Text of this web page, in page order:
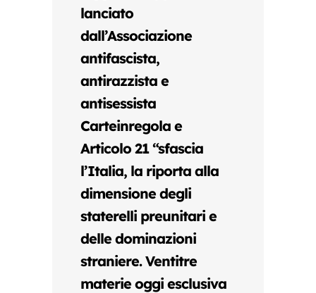
lanciato
dall’Associazione
antifascista,
antirazzista e
antisessista
Carteinregola e
Articolo 21 “sfascia
l’Italia, la riporta alla
dimensione degli
staterelli preunitari e
delle dominazioni
straniere. Ventitre
materie oggi esclusiva